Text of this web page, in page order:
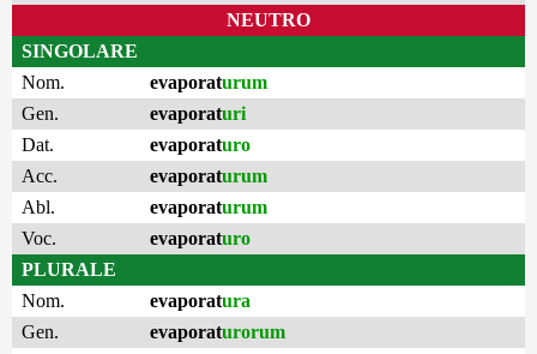
NEUTRO
SINGOLARE
Nom.
evaporaturum
Gen.
evaporaturi
Dat.
evaporaturo
Acc.
evaporaturum
Abl.
evaporaturum
Voc.
evaporaturo
PLURALE
Nom.
evaporatura
Gen.
evaporaturorum